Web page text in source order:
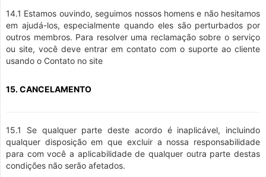
14.1 Estamos ouvindo, seguimos nossos homens e não hesitamos
em ajudá-los, especialmente quando eles são perturbados por
outros membros. Para resolver uma reclamação sobre o serviço
ou site, você deve entrar em contato com o suporte ao cliente
usando o Contato no site
15. CANCELAMENTO
15.1 Se qualquer parte deste acordo é inaplicável, incluindo
qualquer disposição em que excluir a nossa responsabilidade
para com você a aplicabilidade de qualquer outra parte destas
condições não serão afetados.